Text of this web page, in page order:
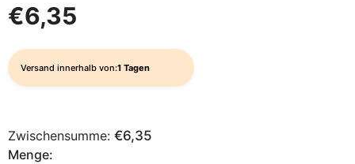
€6,35
Versand innerhalb von:1 Tagen
Zwischensumme: €6,35
Menge: